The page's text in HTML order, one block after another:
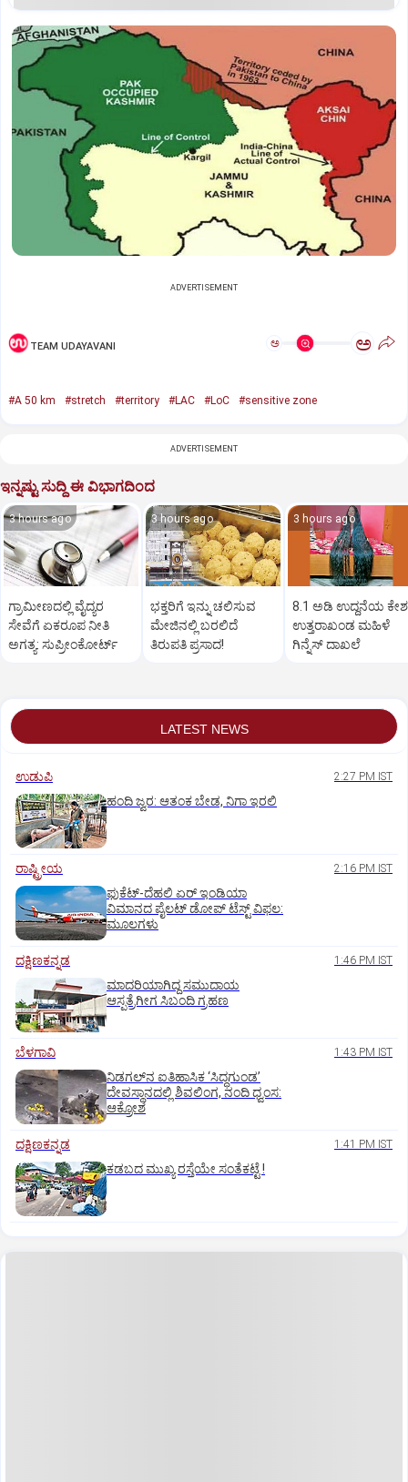
ADVERTISEMENT
TEAM UDAYAVANI ಅ ಅ
#A 50 km #stretch #territory #LAC #LoC #sensitive zone
ADVERTISEMENT
ಇನ್ನಷ್ಟು ಸುದ್ದಿ ಈ ವಿಭಾಗದಿಂದ
3 hours ago
ಗ್ರಾಮೀಣದಲ್ಲಿ ವೈದ್ಯರ
ಸೇವೆಗೆ ಏಕರೂಪ ನೀತಿ
ಅಗತ್ಯ: ಸುಪ್ರೀಂಕೋರ್ಟ್‌
3 hours ago
ಭಕ್ತರಿಗೆ ಇನ್ನು ಚಲಿಸುವ
ಮೇಜಿನಲ್ಲಿ ಬರಲಿದೆ
ತಿರುಪತಿ ಪ್ರಸಾದ!
3 hours ago
8.1 ಅಡಿ ಉದ್ದನೆಯ
ಉತ್ತರಾಖಂಡ ಮಹಿಳೆ
ಗಿನ್ನೆಸ್‌ ದಾಖಲೆ
LATEST NEWS
ಉಡುಪಿ 2:27 PM IST
ಹಂದಿ ಜ್ವರ: ಆತಂಕ ಬೇಡ, ನಿಗಾ ಇರಲಿ
ರಾಷ್ಟ್ರೀಯ 2:16 PM IST
ಫುಕೆಟ್‌-ದೆಹಲಿ ಏರ್‌ ಇಂಡಿಯಾ
ವಿಮಾನದ ಪೈಲಟ್‌ ಡೋಪ್‌ ಟೆಸ್ಟ್‌ ವಿಫಲ:
ಮೂಲಗಳು
ದಕ್ಷಿಣಕನ್ನಡ 1:46 PM IST
ಮಾದರಿಯಾಗಿದ್ದ ಸಮುದಾಯ
ಆಸ್ಪತ್ರೆಗೀಗ ಸಿಬಂದಿ ಗ್ರಹಣ
ಬೆಳಗಾವಿ 1:43 PM IST
ನಿಡಗಲ್‌ನ ಐತಿಹಾಸಿಕ ‘ಸಿದ್ಧಗುಂಡ’
ದೇವಸ್ಥಾನದಲ್ಲಿ ಶಿವಲಿಂಗ, ನಂದಿ ಧ್ವಂಸ:
ಆಕ್ರೋಶ
ದಕ್ಷಿಣಕನ್ನಡ 1:41 PM IST
ಕಡಬದ ಮುಖ್ಯ ರಸ್ತೆಯೇ ಸಂತೆಕಟ್ಟೆ !